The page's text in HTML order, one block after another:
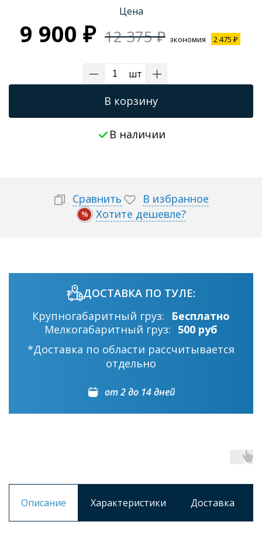
Трапы для душевых
Цена
9 900 ₽ 12 375 ₽ экономия 2 475 ₽
шт
В корзину
В наличии
Сравнить В избранное
% Хотите дешевле?
ДОСТАВКА ПО ТУЛЕ:
Крупногабаритный груз:
Бесплатно
Мелкогабаритный груз: 500 руб
*Доставка по области рассчитывается
отдельно
от 2 до 14 дней
Описание Характеристики Доставка